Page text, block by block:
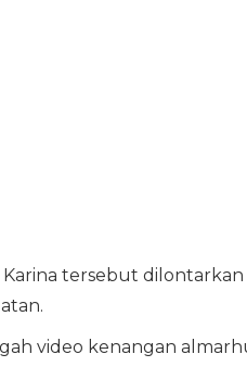
tersebut
video kenangan